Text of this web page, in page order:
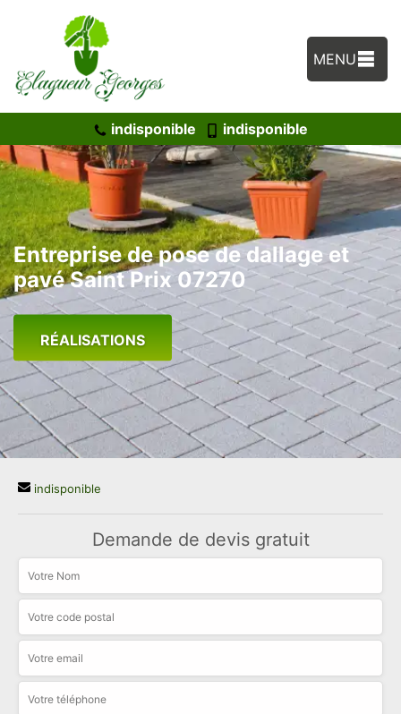
MENU
indisponible indisponible
Entreprise de pose de dallage et
pavé Saint Prix 07270
RÉALISATIONS
indisponible
Demande de devis gratuit